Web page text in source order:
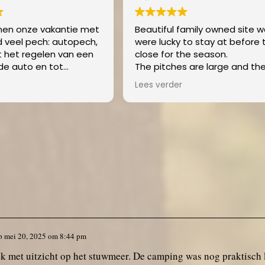
owned site we
to stay at before they
season.
are large and the
very clean. Lots of
especially
summer season but
Nous y sommes restés pour
nuit.
Super accueil du propriétaire.
A l écart de Felletin. Accès
route forestière. Cadre
magnifique au bord d un
changer bébé. Bref un petit
Lees verder
mei 20, 2025 om8:44 pm
uitzicht op het stuwmeer. De camping was nog